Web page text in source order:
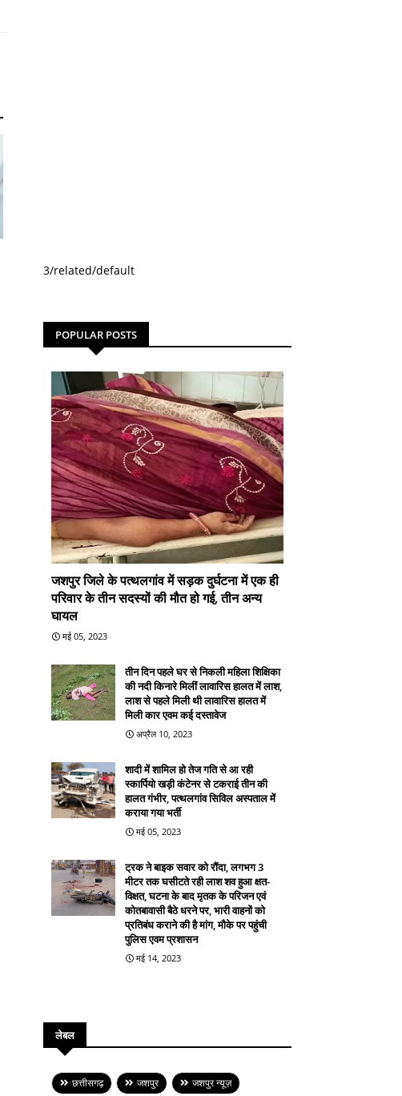
3/related/default
POPULAR POSTS
जशपुर जिले के पत्थलगांव में सड़क दुर्घटना में एक ही
परिवार के तीन सदस्यों की मौत हो गई, तीन अन्य
घायल
मई 05, 2023
तीन दिन पहले घर से निकली महिला शिक्षिका
की नदी किनारे मिलीं लावारिस हालत में लाश,
लाश से पहले मिली थी लावारिस हालत में
मिली कार एवम कई दस्तावेज
अप्रैल 10, 2023
शादी में शामिल हो तेज गति से आ रही
स्कार्पियो खड़ी कंटेनर से टकराई तीन की
हालत गंभीर, पत्थलगांव सिविल अस्पताल में
कराया गया भर्ती
मई 05, 2023
ट्रक ने बाइक सवार को रौंदा, लगभग 3
मीटर तक घसीटते रही लाश शव हुआ क्षत-
विक्षत, घटना के बाद मृतक के परिजन एवं
कोतबावासी बैठे धरने पर, भारी वाहनों को
प्रतिबंध कराने की है मांग, मौके पर पहुंची
पुलिस एवम प्रशासन
मई 14, 2023
लेबल
छत्तीसगढ़ जशपुर जशपुर न्यूज़